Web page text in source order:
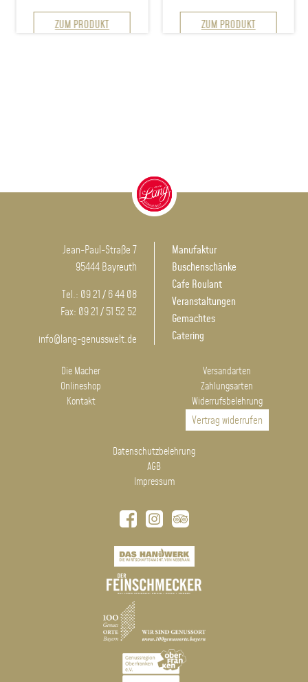
ZUM PRODUKT ZUM PRODUKT
Jean-Paul-Straße 7
95444 Bayreuth
Tel.: 09 21 / 6 44 08
Fax: 09 21 / 51 52 52
info@lang-genusswelt.de
Manufaktur
Buschenschänke
Cafe Roulant
Veranstaltungen
Gemachtes
Catering
Die Macher
Onlineshop
Kontakt
Versandarten
Zahlungsarten
Widerrufsbelehrung
Vertrag widerrufen
Datenschutzbelehrung
AGB
Impressum